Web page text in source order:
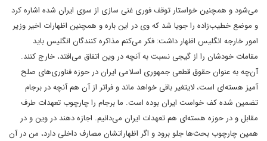
می‌شود و همچنین خواستار توقف فوری غنی سازی از سوی ایران شده اشاره کرد
و موضع خطیب‌زاده را جویا شد که وی در این باره و همچنین اظهارات اخیر وزیر
امور خارجه انگلیس اظهار داشت: فکر می‌کنم مذاکره کنندگان انگلیس باید
مقامات خودشان را از گیجی نسبت به آنچه در وین اتفاق می‌افتد، خارج کنند.
آن‌چه به عنوان حقوق قطعی جمهوری اسلامی ایران در حوزه فناوری‌های صلح
آمیز هسته‌ای است، لایتغیر باقی خواهد ماند و فراتر از آن هم آنچه در برجام
تضمین شده کف خواست ایران بوده است. ما برجام را چارچوب تعهدات طرف
مقابل و در حوزه هسته‌ای هم تعهدات ایران می‌دانیم. اجازه دهند در وین و در
همین چارچوب بحث‌ها جلو برود و اگر اظهاراتشان مصارف داخلی دارد، من در آن